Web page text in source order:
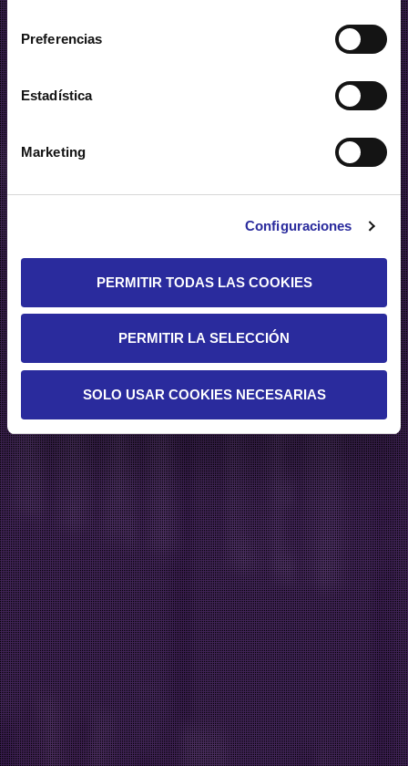
Preferencias
Estadística
Marketing
Configuraciones
PERMITIR TODAS LAS COOKIES
PERMITIR LA SELECCIÓN
SOLO USAR COOKIES NECESARIAS
Category: Portada